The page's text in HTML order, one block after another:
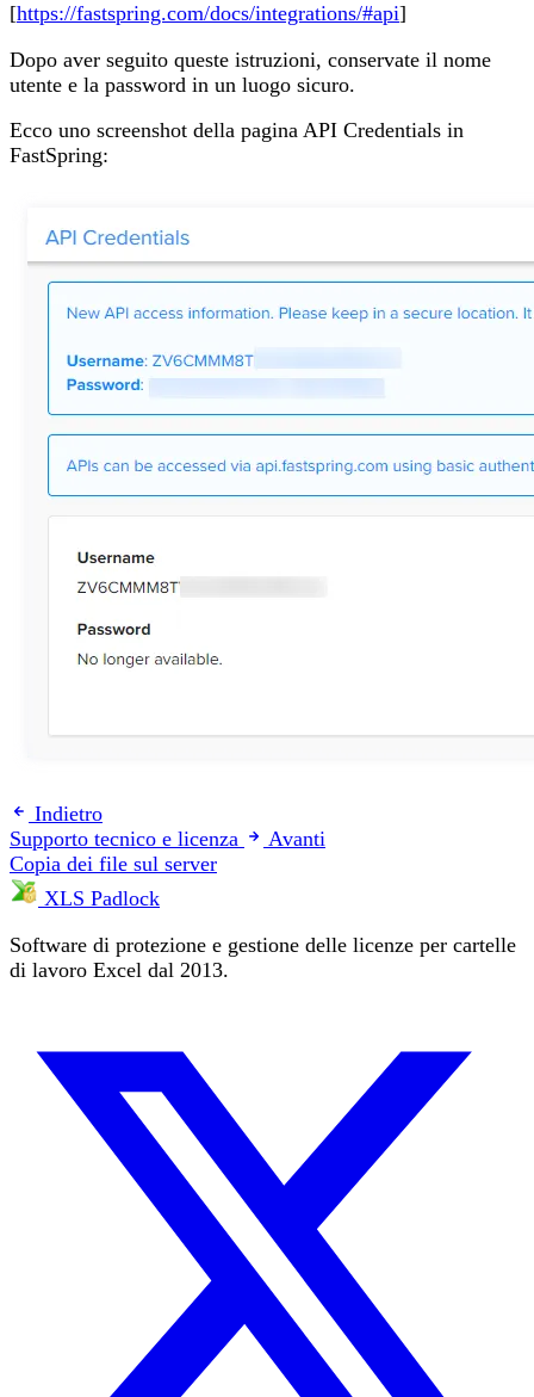
[https://fastspring.com/docs/integrations/#api]
Dopo aver seguito queste istruzioni, conservate il nome
utente e la password in un luogo sicuro.
Ecco uno screenshot della pagina API Credentials in
FastSpring:
Indietro
Supporto tecnico e licenza
Avanti
Copia dei file sul server
XLS Padlock
Software di protezione e gestione delle licenze per cartelle
di lavoro Excel dal 2013.